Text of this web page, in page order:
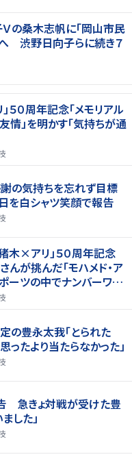
Ｖの桑木志帆に「岡山市民
渋野日向子らに続き７
５０周年記念「メモリアル
情」を明かす「気持ちが通
謝の気持ちを忘れず目標
を白シャツ笑顔で報告
木×アリ」５０周年記念
んが挑んだ「モハメド・ア
ーツの中でナンバーワン
の豊永太我「とられた
ったより当たらなかった」
急きょ対戦が受けた豊
した」